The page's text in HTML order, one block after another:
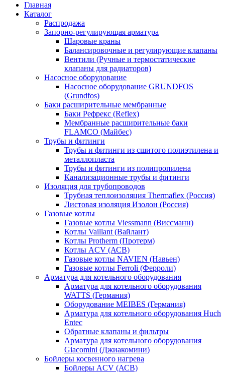
Главная
Каталог
Распродажа
Запорно-регулирующая арматура
Шаровые краны
Балансировочные и регулирующие клапаны
Вентили (Ручные и термостатические
клапаны для радиаторов)
Насосное оборудование
Насосное оборудование GRUNDFOS
(Grundfos)
Баки расширительные мембранные
Баки Рефрекс (Reflex)
Мембранные расширительные баки
FLAMCO (Майбес)
Трубы и фитинги
Трубы и фитинги из сшитого полиэтилена и
металлопласта
Трубы и фитинги из полипропилена
Канализационные трубы и фитинги
Изоляция для трубопроводов
Трубная теплоизоляция Thermaflex (Россия)
Листовая изоляция Изолон (Россия)
Газовые котлы
Газовые котлы Viessmann (Виссманн)
Котлы Vaillant (Вайлант)
Котлы Protherm (Протерм)
Котлы ACV (АСВ)
Газовые котлы NAVIEN (Навьен)
Газовые котлы Ferroli (Ферроли)
Арматура для котельного оборудования
Арматура для котельного оборудования
WATTS (Германия)
Оборудование MEIBES (Германия)
Арматура для котельного оборудования Huch
Entec
Обратные клапаны и фильтры
Арматура для котельного оборудования
Giacomini (Джиакомини)
Бойлеры косвенного нагрева
Бойлеры ACV (АСВ)